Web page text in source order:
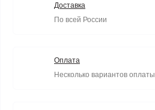
Доставка
По всей России
Оплата
Несколько вариантов оплаты